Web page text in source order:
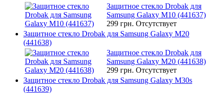
Защитное стекло Drobak для
Samsung Galaxy M10 (441637)
299 грн. Отсутствует
Защитное стекло Drobak для Samsung Galaxy M20
(441638)
Защитное стекло Drobak для
Samsung Galaxy M20 (441638)
299 грн. Отсутствует
Защитное стекло Drobak для Samsung Galaxy M30s
(441639)